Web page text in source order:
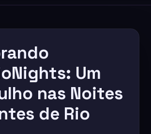
Um
nas Noites
de Rio